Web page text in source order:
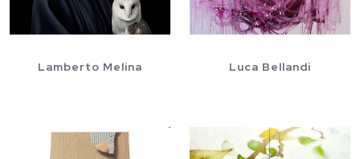
Lamberto Melina Luca Bellandi